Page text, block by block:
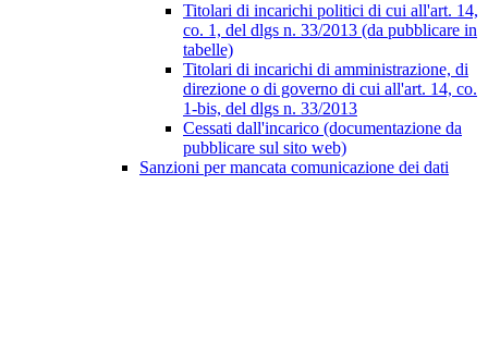
Titolari di incarichi politici di cui all'art. 14,
co. 1, del dlgs n. 33/2013 (da pubblicare in
tabelle)
Titolari di incarichi di amministrazione, di
direzione o di governo di cui all'art. 14, co.
1-bis, del dlgs n. 33/2013
Cessati dall'incarico (documentazione da
pubblicare sul sito web)
Sanzioni per mancata comunicazione dei dati